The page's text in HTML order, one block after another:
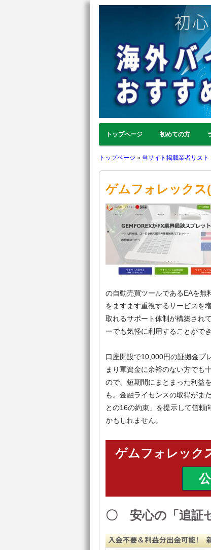
トップページ 初めての方
トップページ » 当サイト掲載業者リスト
ゲムフォレックス
の自動売買ツールであるEAを無
をますます重視するサービスを
取れるサポート体制が構築され
ーでも気軽に利用することができ
口座開設で10,000円の証拠金プ
まり軍資金に余裕のない方でも
ので、短期間にまとまった利益
も。金融ライセンスの取得がま
との16の約束」を提示して信頼
かもしれません。
ゲムフォレック
〇 安心の「追証